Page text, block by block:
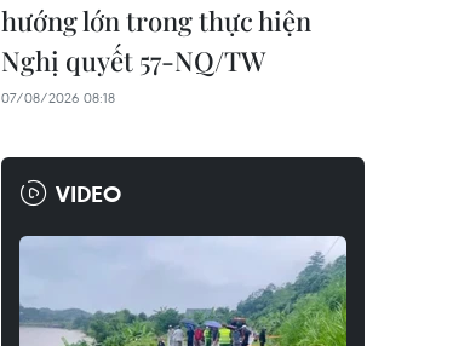
hướng lớn trong thực hiện
Nghị quyết 57-NQ/TW
07/08/2026 08:18
VIDEO